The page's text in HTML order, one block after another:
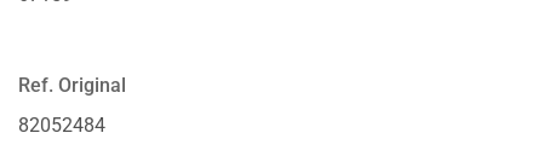
Ref. Original
82052484